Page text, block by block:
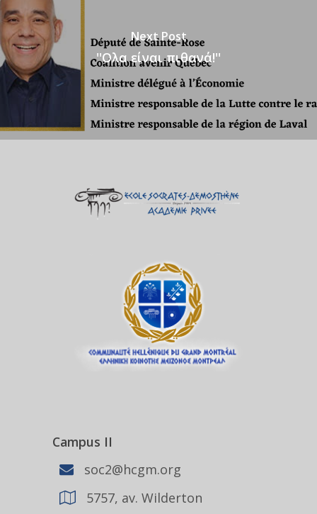
Next Post
''Ολα είναι πιθανά!''
Campus II
soc2@hcgm.org
5757, av. Wilderton